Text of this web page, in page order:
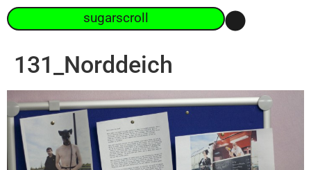
sugarscroll
131_Norddeich